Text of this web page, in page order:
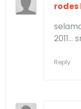
2011...
Reply